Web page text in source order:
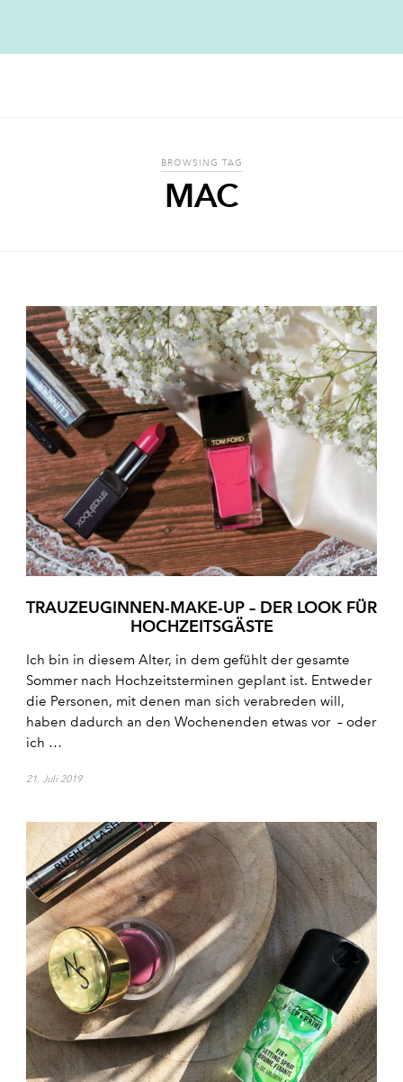
BROWSING TAG
MAC
TRAUZEUGINNEN-MAKE-UP – DER LOOK FÜR
HOCHZEITSGÄSTE
Ich bin in diesem Alter, in dem gefühlt der gesamte
Sommer nach Hochzeitsterminen geplant ist. Entweder
die Personen, mit denen man sich verabreden will,
haben dadurch an den Wochenenden etwas vor – oder
ich …
21. Juli 2019